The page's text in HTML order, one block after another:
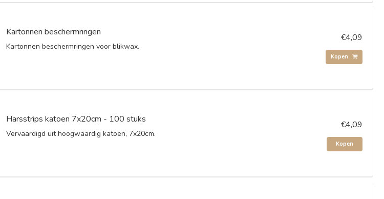
Kartonnen beschermringen
Kartonnen beschermringen voor blikwax.
€4,09
Kopen
Harsstrips katoen 7x20cm - 100 stuks
Vervaardigd uit hoogwaardig katoen, 7x20cm.
€4,09
Kopen